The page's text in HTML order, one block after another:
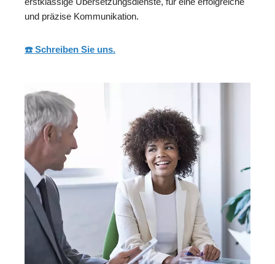
und präzise Kommunikation.
☎️ Schreiben Sie uns.